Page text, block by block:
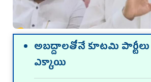
అబద్దాలతోనే కూటమి
ఎక్కాయి